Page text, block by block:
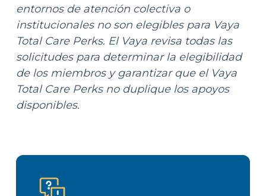
entornos de atención colectiva o
institucionales no son elegibles para Vaya
Total Care Perks. El Vaya revisa todas las
solicitudes para determinar la elegibilidad
de los miembros y garantizar que el Vaya
Total Care Perks no duplique los apoyos
disponibles.